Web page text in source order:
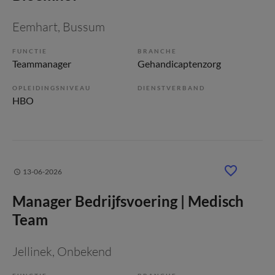
Eemhart, Bussum
FUNCTIE
Teammanager
BRANCHE
Gehandicaptenzorg
OPLEIDINGSNIVEAU
HBO
DIENSTVERBAND
13-06-2026
Manager Bedrijfsvoering | Medisch
Team
Jellinek, Onbekend